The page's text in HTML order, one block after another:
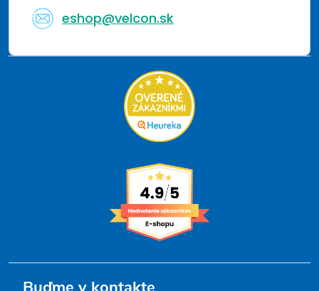
eshop@velcon.sk